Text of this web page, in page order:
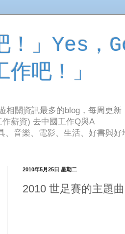
！」Yes，
作吧！」
相關資訊最多的blog，每周更
薪資) 去中國工作Q與A
音樂、電影、生活、好書與
2010年5月25日 星期二
2010 世足賽的主題